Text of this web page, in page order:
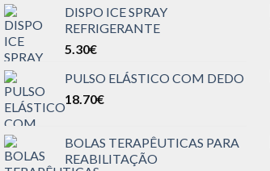
DISPO ICE SPRAY
REFRIGERANTE
5.30€
PULSO ELÁSTICO COM DEDO
18.70€
BOLAS TERAPÊUTICAS PARA
REABILITAÇÃO